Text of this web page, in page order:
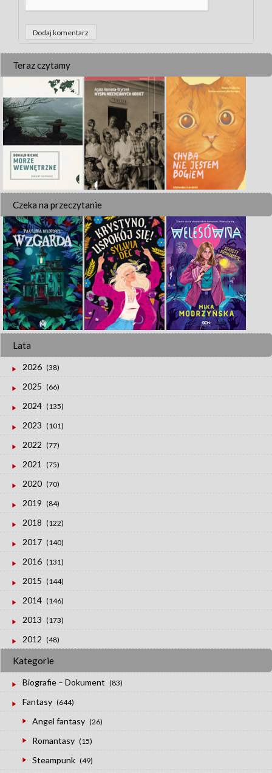
Teraz czytamy
Czeka na przeczytanie
Lata
2026 (38)
2025 (66)
2024 (135)
2023 (101)
2022 (77)
2021 (75)
2020 (70)
2019 (84)
2018 (122)
2017 (140)
2016 (131)
2015 (144)
2014 (146)
2013 (173)
2012 (48)
Kategorie
Biografie – Dokument (83)
Fantasy (644)
Angel fantasy (26)
Romantasy (15)
Steampunk (49)